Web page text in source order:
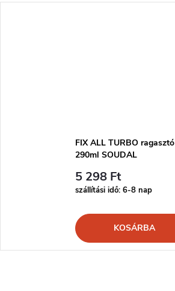
FIX ALL TURBO ragasztó
290ml SOUDAL
5 298 Ft
szállítási idő: 6-8 nap
KOSÁRBA